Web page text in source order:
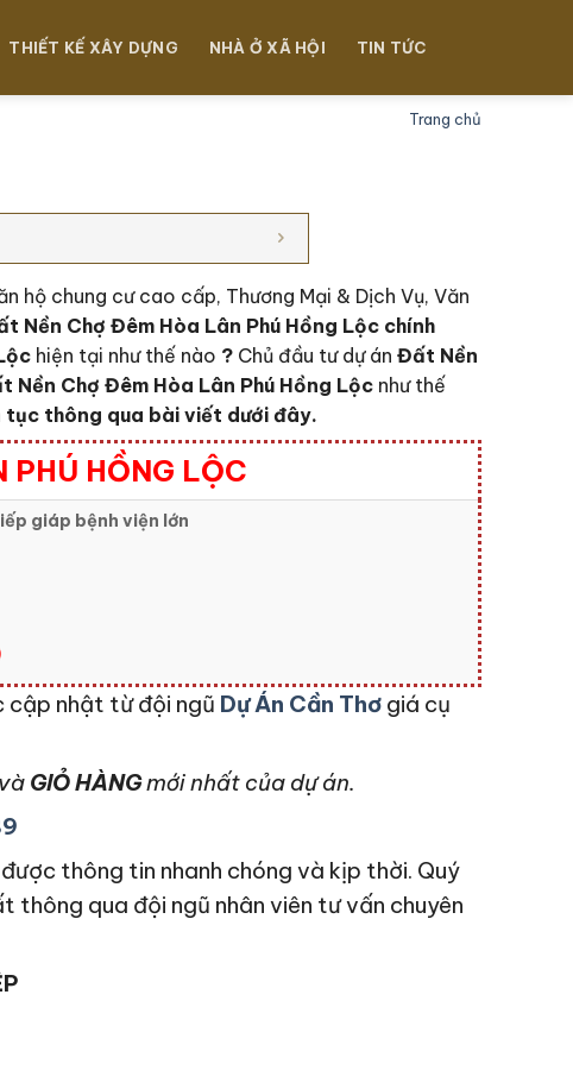
THIẾT KẾ XÂY DỰNG NHÀ Ở XÃ HỘI TIN TỨC
Trang chủ
hộ chung cư cao cấp, Thương Mại & Dịch Vụ, Văn
Nền Chợ Đêm Hòa Lân Phú Hồng Lộc chính
hiện tại như thế nào ? Chủ đầu tư dự án Đất Nền
Nền Chợ Đêm Hòa Lân Phú Hồng Lộc như thế
thông qua bài viết dưới đây.
PHÚ HỒNG LỘC
giáp bệnh viện lớn
cập nhật từ đội ngũ Dự Án Cần Thơ giá cụ
GIỎ HÀNGmới nhất của dự án.
thông tin nhanh chóng và kịp thời. Quý
qua đội ngũ nhân viên tư vấn chuyên